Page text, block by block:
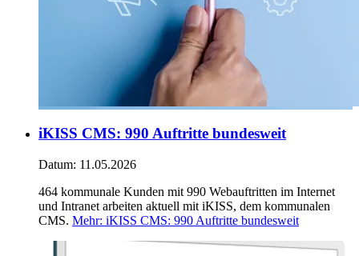
iKISS CMS: 990 Auftritte bundesweit
Datum: 11.05.2026
464 kommunale Kunden mit 990 Webauftritten im Internet
und Intranet arbeiten aktuell mit iKISS, dem kommunalen
CMS. Mehr: iKISS CMS: 990 Auftritte bundesweit